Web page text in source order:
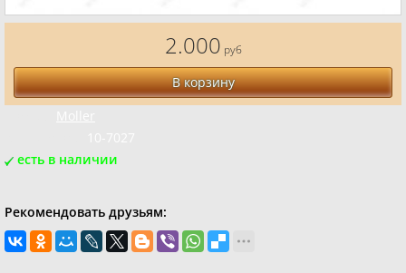
2.000 руб
В корзину
есть в наличии
Рекомендовать друзьям: